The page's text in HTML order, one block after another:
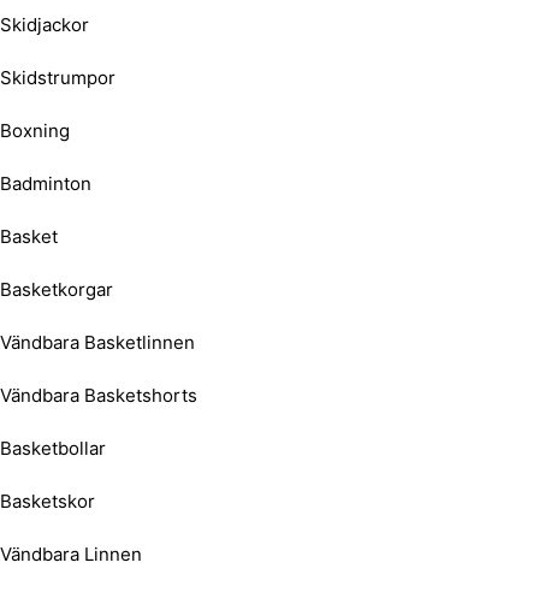
Skidjackor
Skidstrumpor
Boxning
Badminton
Basket
Basketkorgar
Vändbara Basketlinnen
Vändbara Basketshorts
Basketbollar
Basketskor
Vändbara Linnen